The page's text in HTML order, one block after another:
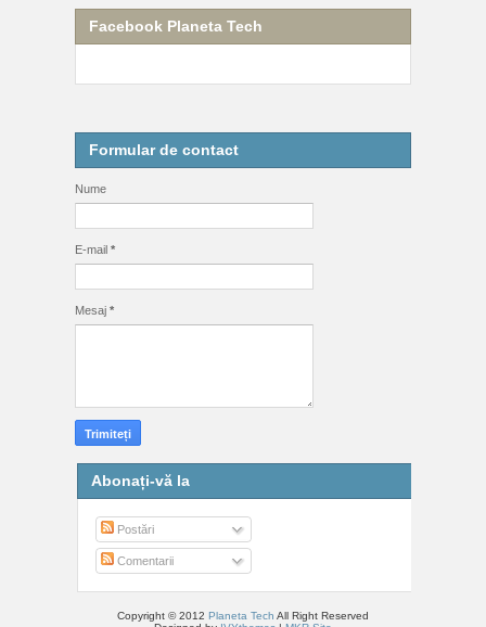
Facebook Planeta Tech
Formular de contact
Nume
E-mail *
Mesaj *
Abonați-vă la
Postări
Comentarii
Copyright © 2012 Planeta Tech All Right Reserved